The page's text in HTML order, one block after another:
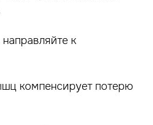
к
компенсирует потерю